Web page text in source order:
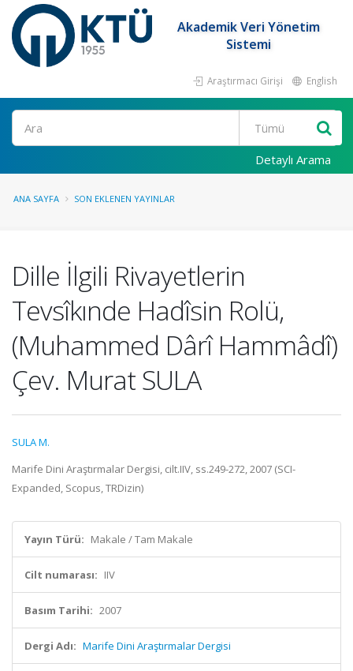
Akademik Veri Yönetim
Sistemi
Araştırmacı Girişi English
Ara
Detaylı Arama
ANA SAYFA SON EKLENEN YAYINLAR
Dille İlgili Rivayetlerin
Tevsîkınde Hadîsin Rolü,
(Muhammed Dârî Hammâdî)
Çev. Murat SULA
SULA M.
Marife Dini Araştırmalar Dergisi, cilt.IIV, ss.249-272, 2007 (SCI-
Expanded, Scopus, TRDizin)
Yayın Türü: Makale / Tam Makale
Cilt numarası: IIV
Basım Tarihi: 2007
Dergi Adı: Marife Dini Araştırmalar Dergisi